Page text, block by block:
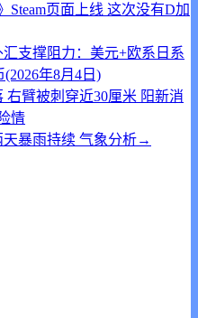
Steam页面上线 这次没有D加
支撑阻力：美元+欧系日系
年8月4日)
右臂被刺穿近30厘米 阳新消
情
天暴雨持续 气象分析→